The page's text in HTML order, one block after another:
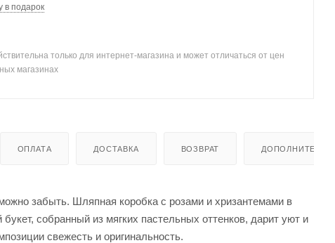
в подарок
только для интернет-магазина и может отличаться от цен
магазинах
ОПЛАТА ДОСТАВКА ВОЗВРАТ
забыть. Шляпная коробка с розами и хризантемами в
собранный из мягких пастельных оттенков, дарит уют и
свежесть и оригинальность.